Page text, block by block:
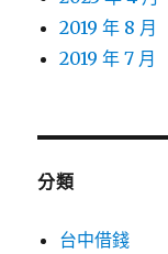
2019 年 8 月
2019 年 7 月
分類
台中借錢